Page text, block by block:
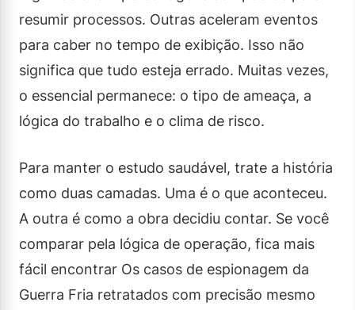
resumir processos. Outras aceleram eventos
para caber no tempo de exibição. Isso não
significa que tudo esteja errado. Muitas vezes,
o essencial permanece: o tipo de ameaça, a
lógica do trabalho e o clima de risco.
Para manter o estudo saudável, trate a história
como duas camadas. Uma é o que aconteceu.
A outra é como a obra decidiu contar. Se você
comparar pela lógica de operação, fica mais
fácil encontrar Os casos de espionagem da
Guerra Fria retratados com precisão mesmo